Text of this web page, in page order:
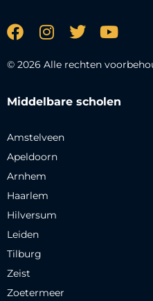
© 2026 Alle rechten
Middelbare scholen
Amstelveen
Apeldoorn
Arnhem
Haarlem
Hilversum
Leiden
Tilburg
Zeist
Zoetermeer